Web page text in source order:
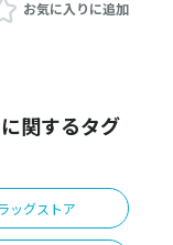
お気に入りに追加
関するタグ
ッグストア